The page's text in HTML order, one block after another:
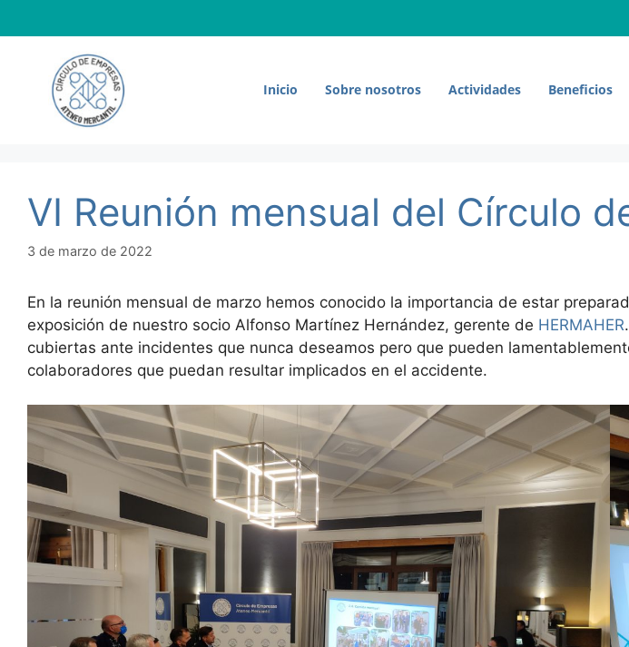
al
contenido
Inicio Sobre nosotros Actividades Beneficios
VI Reunión mensual del Círculo
3 de marzo de 2022
En la reunión mensual de marzo hemos conocido la importancia de estar
exposición de nuestro socio Alfonso Martínez Hernández, gerente de HERMAHER
cubiertas ante incidentes que nunca deseamos pero que pueden
colaboradores que puedan resultar implicados en el accidente.